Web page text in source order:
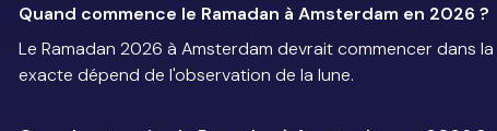
Quand commence le Ramadan à Amsterdam en 2026 ?
Le Ramadan 2026 à Amsterdam devrait commencer dans
exacte dépend de l'observation de la lune.